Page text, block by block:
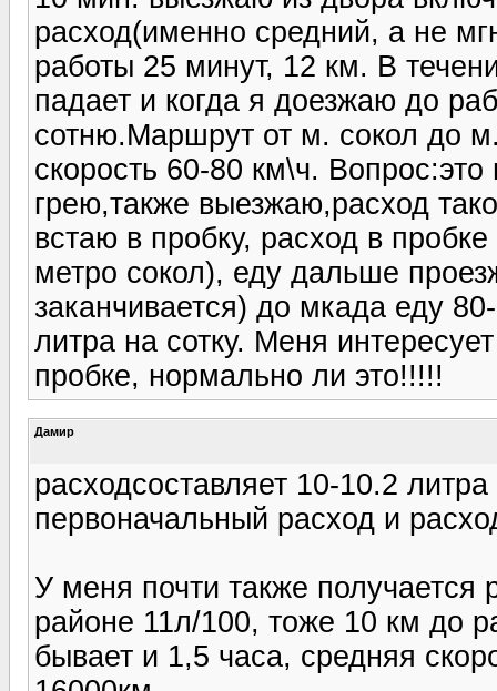
расход(именно средний, а не
работы 25 минут, 12 км. В
падает и когда я доезжаю до
сотню.Маршрут от м. сокол до
скорость 60-80 км\ч.
грею,также выезжаю,расход
встаю в пробку, расход в
метро сокол), еду дальше
заканчивается) до мкада еду
литра на сотку. Меня
пробке, нормально ли это!!!!!
Дамир
расходсоставляет 10-10.2
первоначальный расход и
У меня почти также
районе 11л/100, тоже 10 км до
бывает и 1,5 часа, средняя